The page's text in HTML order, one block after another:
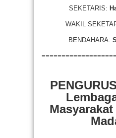
SEKETARIS:
WAKIL
BENDAHARA: